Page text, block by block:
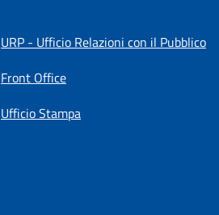
URP - Ufficio Relazioni con il Pubblico
Front Office
Ufficio Stampa